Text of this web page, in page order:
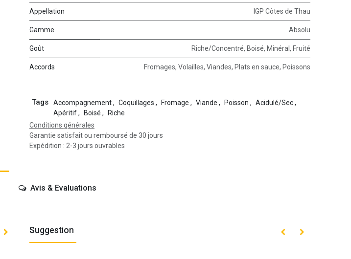
Appellation IGP Côtes de Thau
Gamme Absolu
Goût Riche/Concentré, Boisé, Minéral , Fruité
Accords Fromages, Volailles, Viandes, Plats en sauce, Poissons
Tags Accompagnement, Coquillages , Fromage , Viande , Poisson , Acidulé/Sec,
Apéritif, Boisé ,
Riche
Conditions générales
Garantie satisfait ou remboursé de 30 jours
Expédition : 2-3 jours ouvrables
Avis & Evaluations
Suggestion